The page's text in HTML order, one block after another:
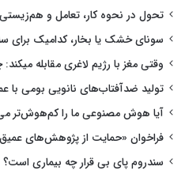
تحول در نحوه کار، تعامل و
سونای خشک یا بخار، کدامیک برای
وقتی مغز با رژیم لاغری مقابله میکند:
تولید ضدآفتاب‌های نانویی بومی با
آیا هوش مصنوعی ما را کم‌هوش‌تر
فراخوان «حمایت از پژوهش‌های
سندروم پای بی قرار چه بیماری است؟